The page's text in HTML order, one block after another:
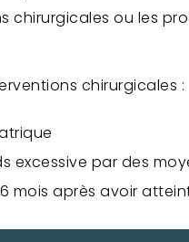
chirurgicales ou les
chirurgicales :
excessive par des
mois après avoir